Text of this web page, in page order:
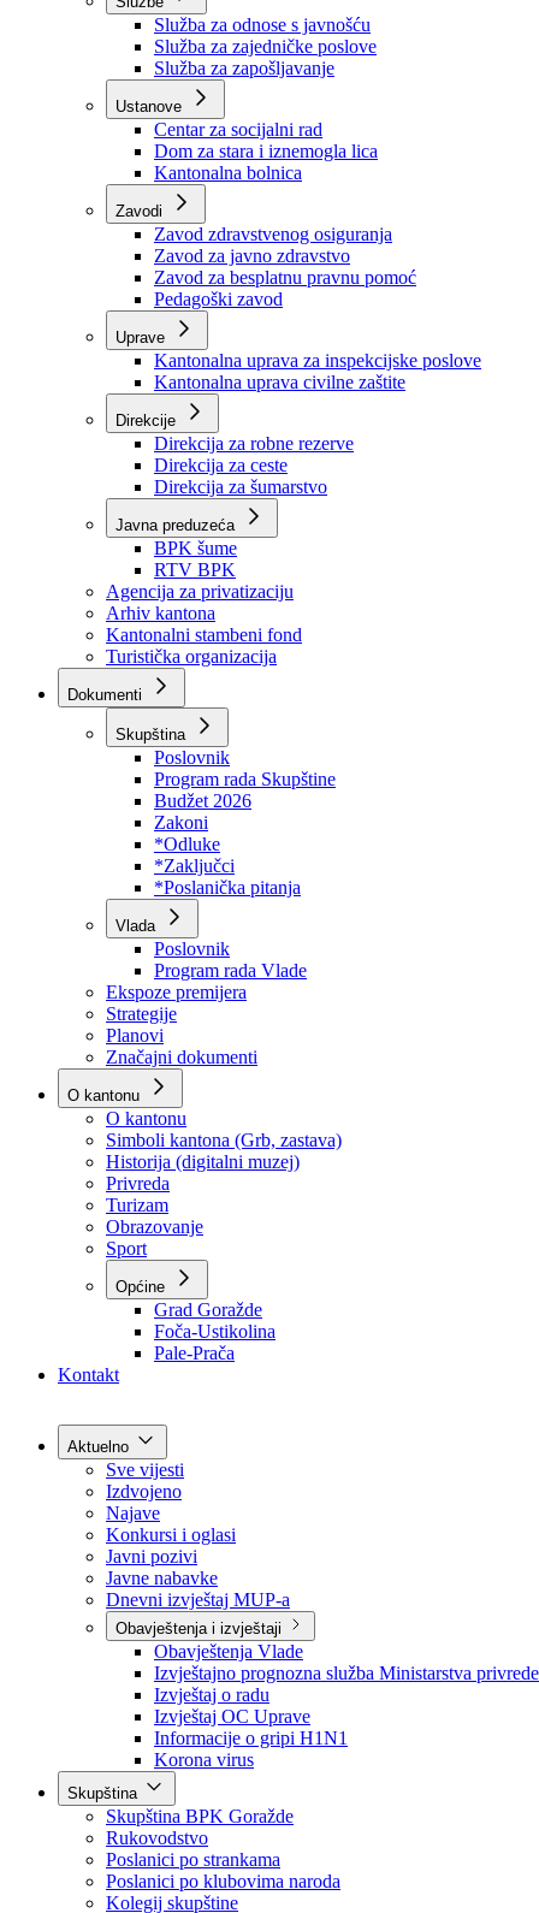
Organizacije
Službe
Služba za odnose s javnošću
Služba za zajedničke poslove
Služba za zapošljavanje
Ustanove
Centar za socijalni rad
Dom za stara i iznemogla lica
Kantonalna bolnica
Zavodi
Zavod zdravstvenog osiguranja
Zavod za javno zdravstvo
Zavod za besplatnu pravnu pomoć
Pedagoški zavod
Kantonalna uprava za inspekcijske poslove
Kantonalna uprava civilne zaštite
Direkcije
Direkcija za robne rezerve
Direkcija za ceste
Direkcija za šumarstvo
Javna preduzeća
BPK šume
RTV BPK
Agencija za privatizaciju
Arhiv kantona
Kantonalni stambeni fond
Turistička organizacija
Dokumenti
Skupština
Poslovnik
Program rada Skupštine
Budžet 2026
Zakoni
*Odluke
*Zaključci
*Poslanička pitanja
Vlada
Poslovnik
Program rada Vlade
Ekspoze premijera
Strategije
Planovi
Značajni dokumenti
O kantonu
O kantonu
Simboli kantona (Grb, zastava)
Historija (digitalni muzej)
Privreda
Turizam
Obrazovanje
Sport
Općine
Kontakt
Aktuelno
Sve vijesti
Izdvojeno
Najave
Konkursi i oglasi
Javni pozivi
Javne nabavke
Dnevni izvještaj MUP-a
Obavještenja i izvještaji
Obavještenja Vlade
Izvještajno prognozna služba Ministarstva privrede
Izvještaj o radu
Izvještaj OC Uprave
Informacije o gripi H1N1
Korona virus
Skupština
Skupština BPK Goražde
Rukovodstvo